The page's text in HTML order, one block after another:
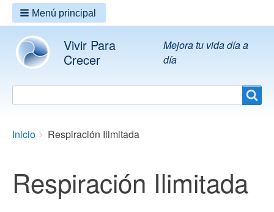
Vivir Para
Crecer
Mejora tu vida día a
día
Search
Menú principal
Breadcrumbs
You
Inicio Respiración Ilimitada
Respiración Ilimitada